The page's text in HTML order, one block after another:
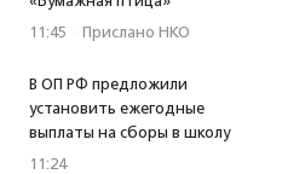
11:45 · Прислано НКО
В ОП РФ предложили
установить ежегодные
выплаты на сборы в школу
11:24